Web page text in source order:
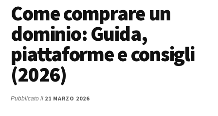
Come comprare un
dominio: Guida,
piattaforme e consigli
(2026)
Pubblicato il 21 MARZO 2026